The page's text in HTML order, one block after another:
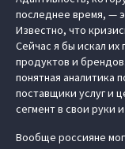
последнее время, —
Известно, что
Сейчас я бы искал
продуктов и
понятная аналитика
поставщики услуг и
сегмент в свои руки
Вообще россияне